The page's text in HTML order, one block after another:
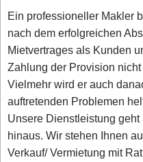
Ein professioneller Makler
nach dem erfolgreichen
Mietvertrages als Kunden
Zahlung der Provision
Vielmehr wird er auch
auftretenden Problemen
Unsere Dienstleistung
hinaus. Wir stehen Ihnen
Verkauf/ Vermietung mit